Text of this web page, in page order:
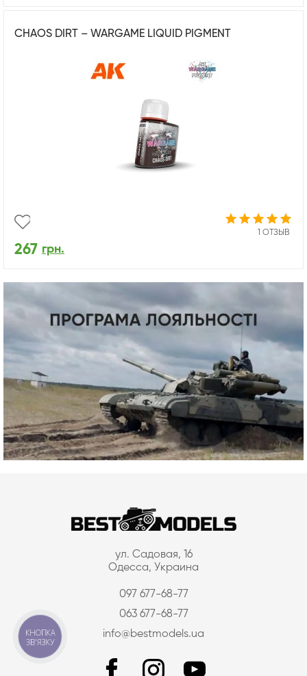
CHAOS DIRT – WARGAME LIQUID PIGMENT
1 ОТЗЫВ
267 грн.
ул. Садовая, 16
Одесса, Украина
097 677-68-77
063 677-68-77
info@bestmodels.ua
КНОПКА
ЗВ'ЯЗКУ